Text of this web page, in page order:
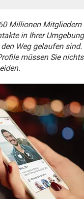
Millionen Mitgliedern
in Ihrer
Weg gelaufen
müssen Sie